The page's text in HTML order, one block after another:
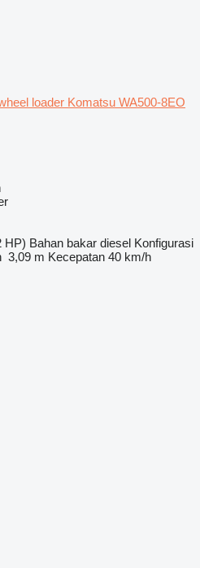
loader Komatsu WA500-8EO
HP) Bahan bakar diesel Konfigurasi
3,09 m Kecepatan 40 km/h